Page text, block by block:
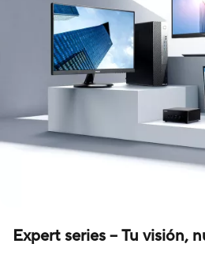
Expert series – Tu visión,